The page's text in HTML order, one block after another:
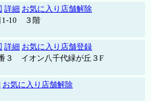
詳細 お気に入り店舗解除
1-10 ３階
詳細 お気に入り店舗登録
３ イオン八千代緑が丘３F
お気に入り店舗解除